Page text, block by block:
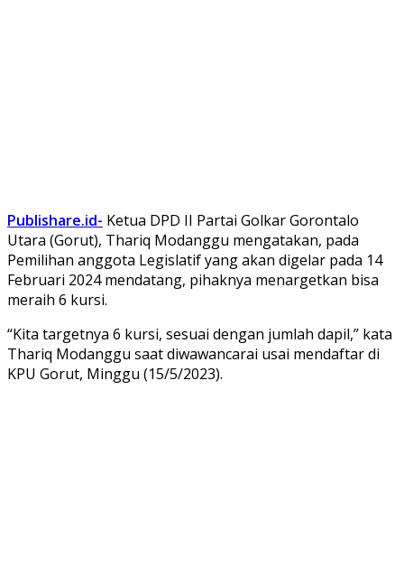
Publishare.id- Ketua DPD II Partai Golkar Gorontalo
Utara (Gorut), Thariq Modanggu mengatakan, pada
Pemilihan anggota Legislatif yang akan digelar pada 14
Februari 2024 mendatang, pihaknya menargetkan bisa
meraih 6 kursi.
“Kita targetnya 6 kursi, sesuai dengan jumlah dapil,” kata
Thariq Modanggu saat diwawancarai usai mendaftar di
KPU Gorut, Minggu (15/5/2023).